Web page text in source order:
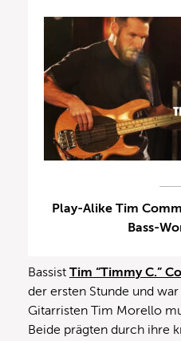
Play-Alike Tim
Bass-
Bassist Tim “Timmy C.”
der ersten Stunde und
Gitarristen Tim Morello
Beide prägten durch ihre